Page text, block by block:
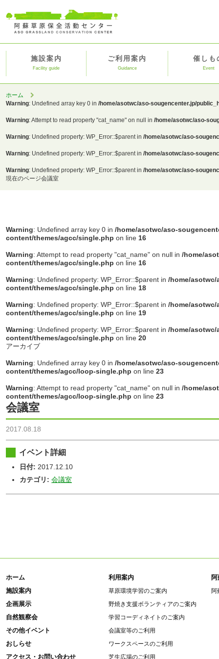
施設案内
Facility guide
ご利用案内
Guidance
催しも
Event
ホーム
Warning: Undefined array key 0 in /home/asotwc/aso-sougencenter.jp/
Warning: Attempt to read property "cat_name" on null in /home/asotwc/aso-
Warning: Undefined property: WP_Error::$parent in /home/asotwc/aso-
Warning: Undefined property: WP_Error::$parent in /home/asotwc/aso-
Warning: Undefined property: WP_Error::$parent in /home/asotwc/aso-
現在のページ会議室
Warning: Undefined array key 0 in /home/asotwc/aso-
content/themes/agcc/single.php on line 16
Warning: Attempt to read property "cat_name" on null in /home/
content/themes/agcc/single.php on line 16
Warning: Undefined property: WP_Error::$parent in /home/
content/themes/agcc/single.php on line 18
Warning: Undefined property: WP_Error::$parent in /home/
content/themes/agcc/single.php on line 19
Warning: Undefined property: WP_Error::$parent in /home/
content/themes/agcc/single.php on line 20
アーカイブ
Warning: Undefined array key 0 in /home/asotwc/aso-
content/themes/agcc/loop-single.php on line 23
Warning: Attempt to read property "cat_name" on null in /home/
content/themes/agcc/loop-single.php on line 23
会議室
2017.08.18
イベント詳細
日付: 2017.12.10
カテゴリ: 会議室
ホーム
施設案内
企画展示
自然観察会
その他イベント
おしらせ
アクセス・お問い合わせ
利用案内
草原環境学習のご案内
野焼き支援ボランティアのご案内
学習コーディネイトのご案内
会議室等のご利用
ワークスペースのご利用
芝生広場のご利用
阿